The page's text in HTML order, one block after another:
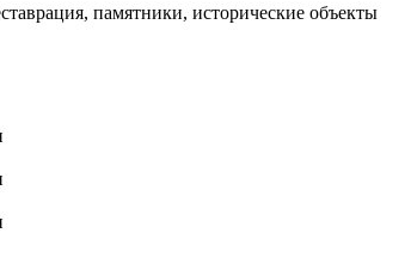
памятники, исторические объекты